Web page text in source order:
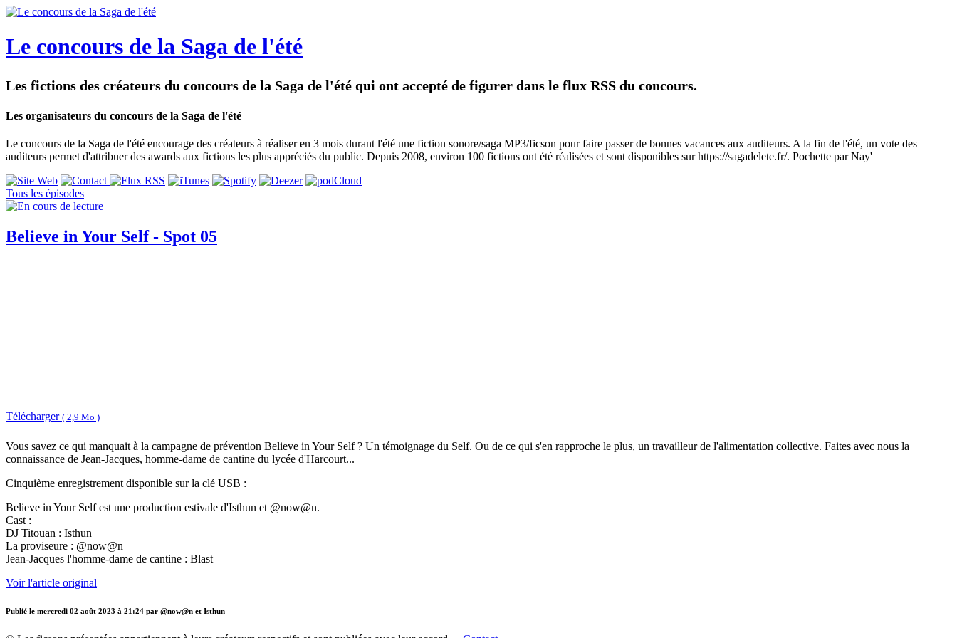
Le concours de la Saga de l'été
Les fictions des créateurs du concours de la Saga de l'été qui ont accepté de figurer dans le flux RSS du concours.
Les organisateurs du concours de la Saga de l'été
Le concours de la Saga de l'été encourage des créateurs à réaliser en 3 mois durant l'été une fiction sonore/saga MP3/ficson pour faire passer de bonnes vacances aux auditeurs. A la fin de l'été, un vote des
auditeurs permet d'attribuer des awards aux fictions les plus appréciés du public. Depuis 2008, environ 100 fictions ont été réalisées et sont disponibles sur https://sagadelete.fr/. Pochette par Nay'
Tous les épisodes
Believe in Your Self - Spot 05
Télécharger ( 2,9 Mo )
Vous savez ce qui manquait à la campagne de prévention Believe in Your Self ? Un témoignage du Self. Ou de ce qui s'en rapproche le plus, un travailleur de l'alimentation collective. Faites avec nous la
connaissance de Jean-Jacques, homme-dame de cantine du lycée d'Harcourt...
Cinquième enregistrement disponible sur la clé USB :
Believe in Your Self est une production estivale d'Isthun et @now@n.
Cast :
DJ Titouan : Isthun
La proviseure : @now@n
Jean-Jacques l'homme-dame de cantine : Blast
Voir l'article original
Publié le mercredi 02 août 2023 à 21:24 par @now@n et Isthun